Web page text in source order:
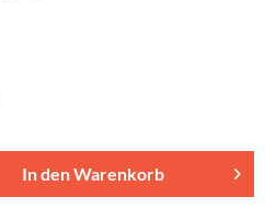
In denWarenkorb